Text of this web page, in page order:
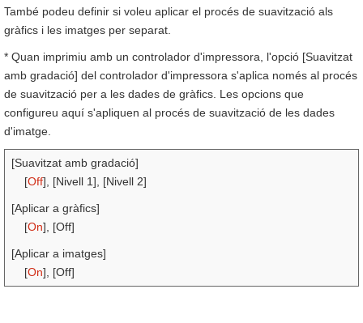
També podeu definir si voleu aplicar el procés de suavització als
gràfics i les imatges per separat.
* Quan imprimiu amb un controlador d'impressora, l'opció [Suavitzat
amb gradació] del controlador d'impressora s'aplica només al procés
de suavització per a les dades de gràfics. Les opcions que
configureu aquí s'apliquen al procés de suavització de les dades
d'imatge.
[Suavitzat amb gradació]
[Off], [Nivell 1], [Nivell 2]
[Aplicar a gràfics]
[On], [Off]
[Aplicar a imatges]
[On], [Off]